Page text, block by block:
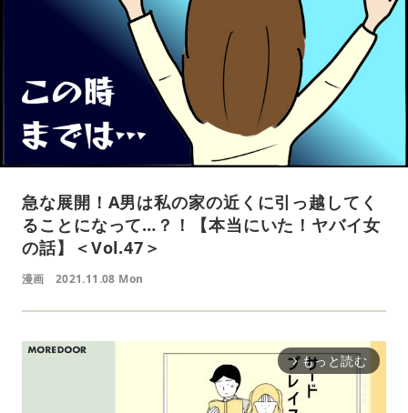
急な展開！A男は私の家の近くに引っ越してく
ることになって…？！【本当にいた！ヤバイ女
の話】＜Vol.47＞
漫画 2021.11.08 Mon
arrow_forward_ios もっと読む